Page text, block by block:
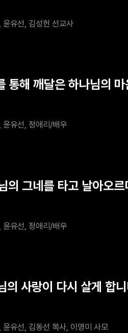
윤유선, 김성헌 선교사
통해 깨달은 하나님의 마
윤유선, 정애리/배우
의 그네를 타고 날아오르
윤유선, 정애리/배우
의 사랑이 다시 살게 합
윤유선, 김동선 목사, 이영미 사모